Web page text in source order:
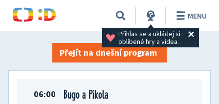
Přihlas se a ukládej si
oblíbené hry a videa.
MENU
TV program na 02. 06. 2026
Přejít na dnešní program
06:00 Bugo a Pikola